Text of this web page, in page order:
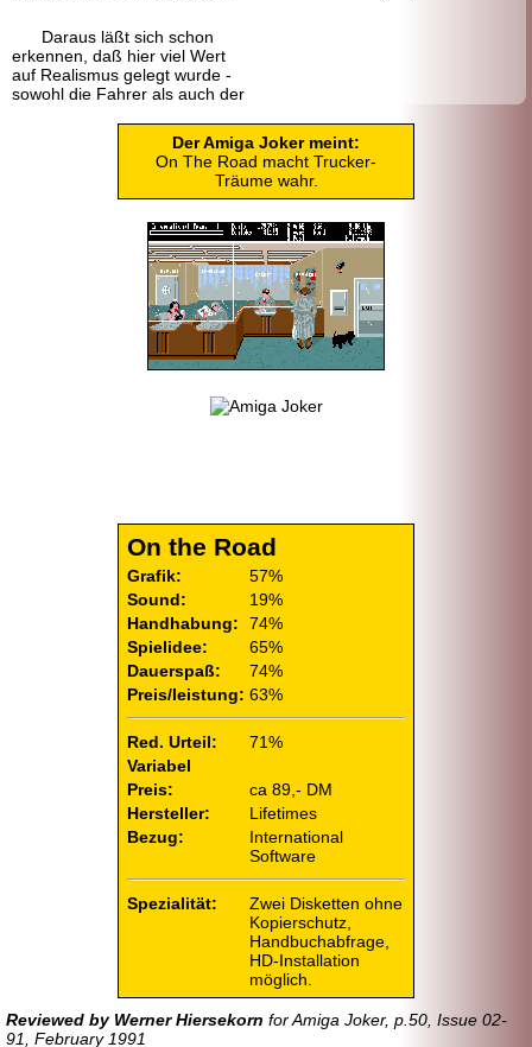
Daraus läßt sich schon
erkennen, daß hier viel Wert
auf Realismus gelegt wurde -
sowohl die Fahrer als auch der
Der Amiga Joker meint:
On The Road macht Trucker-
Träume wahr.
On the Road
Spezialität:
Zwei Disketten ohne
Kopierschutz,
Handbuchabfrage,
HD-Installation
möglich.
Grafik:
57%
Sound:
19%
Handhabung:
74%
Spielidee:
65%
Dauerspaß:
74%
Preis/leistung: 63%
Red. Urteil:
71%
Variabel
Preis:
ca 89,- DM
Hersteller:
Lifetimes
Bezug:
International
Software
Reviewed by Werner Hiersekorn for Amiga Joker, p.50, Issue 02-
91, February 1991